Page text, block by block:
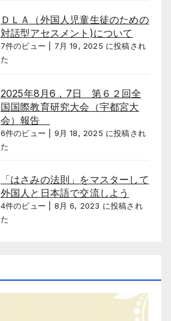
ＤＬＡ（外国人児童生徒のための
対話型アセスメント)について
7件のビュー
7月 19, 2025 に投稿され
た
2025年8月6，7日 第６２回全
国国際教育研究大会（宇都宮大
会）報告
6件のビュー
9月 18, 2025 に投稿され
た
「はさみの法則」をマスターして
外国人と日本語で交流しよう
4件のビュー
8月 6, 2023 に投稿され
た